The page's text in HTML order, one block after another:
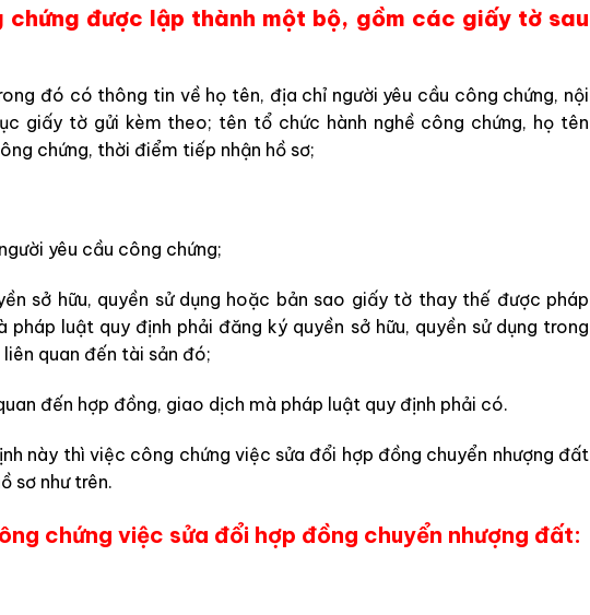
chứng được lập thành một bộ, gồm các giấy tờ sau
đó có thông tin về họ tên, địa chỉ người yêu cầu công chứng, nội
giấy tờ gửi kèm theo; tên tổ chức hành nghề công chứng, họ tên
chứng, thời điểm tiếp nhận hồ sơ;
yêu cầu công chứng;
sở hữu, quyền sử dụng hoặc bản sao giấy tờ thay thế được pháp
luật quy định phải đăng ký quyền sở hữu, quyền sử dụng trong
quan đến tài sản đó;
đến hợp đồng, giao dịch mà pháp luật quy định phải có.
này thì việc công chứng việc sửa đổi hợp đồng chuyển nhượng đất
sơ như trên.
chứng việc sửa đổi hợp đồng chuyển nhượng đất: